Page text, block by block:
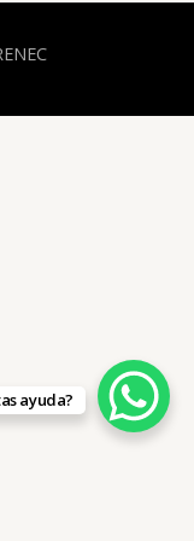
ayuda?